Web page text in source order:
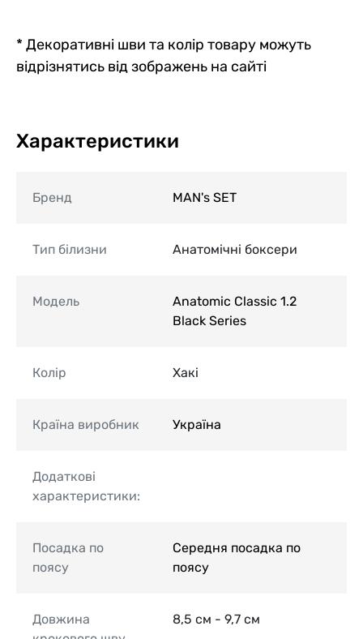
* Декоративні шви та колір товару можуть
відрізнятись від зображень на сайті
Характеристики
Бренд MAN's SET
Тип білизни Анатомічні боксери
Модель
Anatomic Classic 1.2
Black Series
Колір Хакі
Країна виробник Україна
Додаткові
характеристики:
Посадка по
поясу
Середня посадка по
поясу
Довжина
8,5 см - 9,7 см